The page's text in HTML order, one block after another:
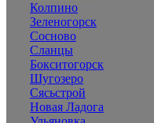
Колпино
Зеленогорск
Сосново
Сланцы
Бокситогорск
Шугозеро
Сясьстрой
Новая Ладога